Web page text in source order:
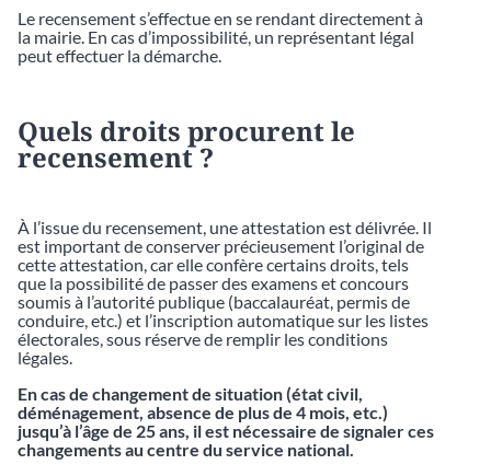
Le recensement s’effectue en se rendant directement à
la mairie. En cas d’impossibilité, un représentant légal
peut effectuer la démarche.
Quels droits procurent le
recensement ?
À l’issue du recensement, une attestation est délivrée. Il
est important de conserver précieusement l’original de
cette attestation, car elle confère certains droits, tels
que la possibilité de passer des examens et concours
soumis à l’autorité publique (baccalauréat, permis de
conduire, etc.) et l’inscription automatique sur les listes
électorales, sous réserve de remplir les conditions
légales.
En cas de changement de situation (état civil,
déménagement, absence de plus de 4 mois, etc.)
jusqu’à l’âge de 25 ans, il est nécessaire de signaler ces
changements au centre du service national.